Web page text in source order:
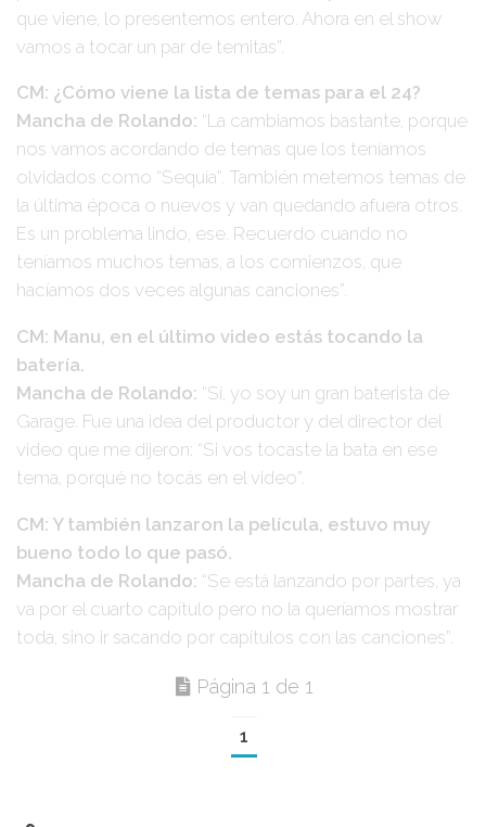
que viene, lo presentemos entero. Ahora en el show
vamos a tocar un par de temitas”.
CM: ¿Cómo viene la lista de temas para el 24?
Mancha de Rolando: “La cambiamos bastante, porque
nos vamos acordando de temas que los teníamos
olvidados como “Sequía”. También metemos temas de
la última época o nuevos y van quedando afuera otros.
Es un problema lindo, ese. Recuerdo cuando no
teníamos muchos temas, a los comienzos, que
hacíamos dos veces algunas canciones”.
CM: Manu, en el último video estás tocando la
batería.
Mancha de Rolando: “Sí, yo soy un gran baterista de
Garage. Fue una idea del productor y del director del
video que me dijeron: “Si vos tocaste la bata en ese
tema, porqué no tocás en el video”.
CM: Y también lanzaron la película, estuvo muy
bueno todo lo que pasó.
Mancha de Rolando: “Se está lanzando por partes, ya
va por el cuarto capítulo pero no la queríamos mostrar
toda, sino ir sacando por capítulos con las canciones”.
Página 1 de 1
1